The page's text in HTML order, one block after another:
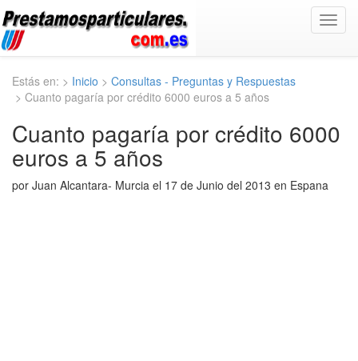
Estás en: > Inicio > Consultas - Preguntas y Respuestas
> Cuanto pagaría por crédito 6000 euros a 5 años
Cuanto pagaría por crédito 6000
euros a 5 años
por Juan Alcantara- Murcia el 17 de Junio del 2013 en Espana